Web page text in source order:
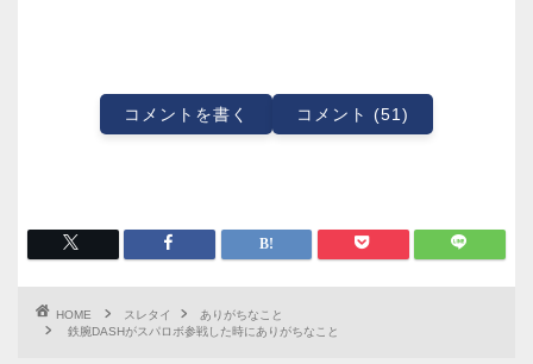
コメントを書く コメント (51)
HOME スレタイ
ありがちなこと
鉄腕DASHがスパロボ参戦した時にありがちなこと